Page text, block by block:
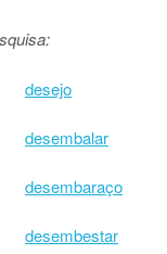
desejo
desembalar
desembaraço
desembestar